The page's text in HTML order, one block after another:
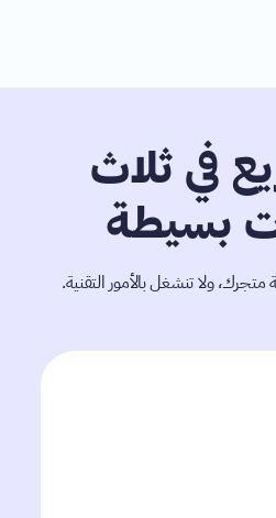
في ثلاث
بسيطة
ولا تنشغل بالأمور التقنية.